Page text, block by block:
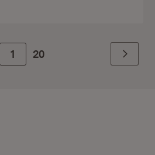
Zur Seite
1 20 Weiter